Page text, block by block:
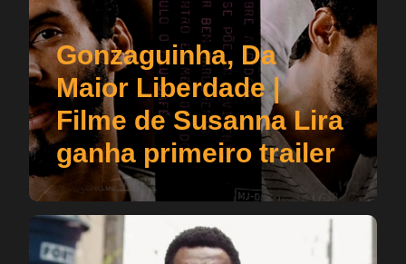
Gonzaguinha, Da
Maior Liberdade |
Filme de Susanna Lira
ganha primeiro trailer